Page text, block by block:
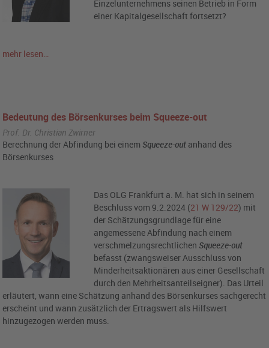
Einzelunternehmens seinen Betrieb in Form
einer Kapitalgesellschaft fortsetzt?
mehr lesen…
Bedeutung des Börsenkurses beim Squeeze-out
Prof. Dr. Christian Zwirner
Berechnung der Abfindung bei einem Squeeze-out anhand des
Börsenkurses
Das OLG Frankfurt a. M. hat sich in seinem
Beschluss vom 9.2.2024 (21 W 129/22) mit
der Schätzungsgrundlage für eine
angemessene Abfindung nach einem
verschmelzungsrechtlichen Squeeze-out
befasst (zwangsweiser Ausschluss von
Minderheitsaktionären aus einer Gesellschaft
durch den Mehrheitsanteilseigner). Das Urteil
erläutert, wann eine Schätzung anhand des Börsenkurses sachgerecht
erscheint und wann zusätzlich der Ertragswert als Hilfswert
hinzugezogen werden muss.